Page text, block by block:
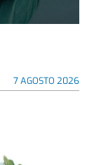
7 AGOSTO 2026